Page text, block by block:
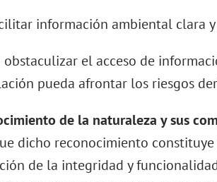
información ambiental clara
obstaculizar el acceso de
pueda afrontar los riesgos
de la naturaleza y sus
dicho reconocimiento
de la integridad y